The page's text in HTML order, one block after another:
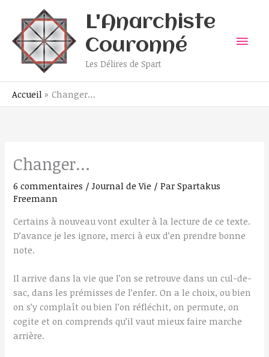
contenu
L'Anarchiste
Couronné
Les Délires de Spart
Accueil Changer…
Changer…
6 commentaires /Journal de Vie / ParSpartakus
Freemann
Certains à nouveau vont exulter à la lecture de ce texte.
D’avance je les ignore, merci à eux d’en prendre bonne
note.
Il arrive dans la vie que l’on se retrouve dans un cul-de-
sac, dans les prémisses de l’enfer. On a le choix, ou bien
on s’y complaît ou bien l’on réfléchit, on permute, on
cogite et on comprends qu’il vaut mieux faire marche
arrière.